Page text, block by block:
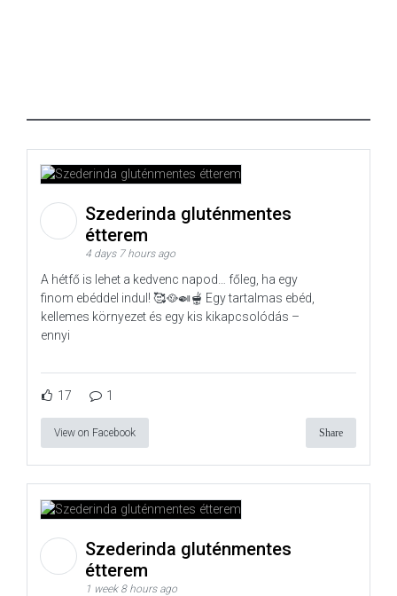
Szederinda gluténmentes
étterem
4 days 7 hours ago
A hétfő is lehet a kedvenc napod… főleg, ha egy
finom ebéddel indul! 🥰🥘🍛🫕 Egy tartalmas ebéd,
kellemes környezet és egy kis kikapcsolódás –
ennyi
17 1
View on Facebook Share
Szederinda gluténmentes
étterem
1 week 8 hours ago